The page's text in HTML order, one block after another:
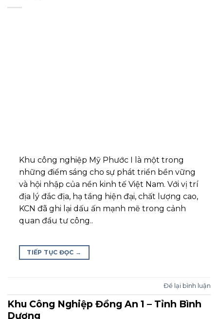
Khu công nghiệp Mỹ Phước I là một trong
những điểm sáng cho sự phát triển bền vững
và hội nhập của nền kinh tế Việt Nam. Với vị trí
địa lý đắc địa, hạ tầng hiện đại, chất lượng cao,
KCN đã ghi lại dấu ấn mạnh mẽ trong cảnh
quan đầu tư công..
TIẾP TỤC ĐỌC →
Để lại bình luận
Khu Công Nghiệp Đồng An 1 – Tỉnh Bình
Dương